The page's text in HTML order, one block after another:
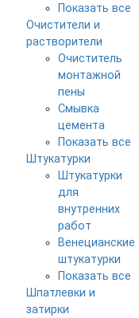
Показать все
Очистители и
растворители
Очиститель
монтажной
пены
Смывка
цемента
Показать все
Штукатурки
Штукатурки
для
внутренних
работ
Венецианские
штукатурки
Показать все
Шпатлевки и
затирки